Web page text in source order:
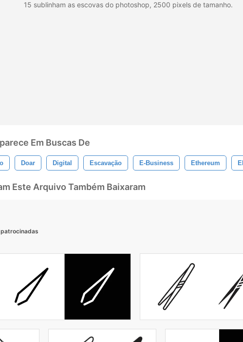
15 sublinham as escovas do photoshop, 2500 pixels de tamanho.
Em Buscas De
Doar Digital Escavação E-Business Ethereum
Este Arquivo Também Baixaram